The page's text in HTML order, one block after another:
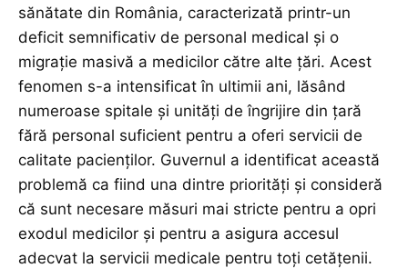
sănătate din România, caracterizată printr-un
deficit semnificativ de personal medical și o
migrație masivă a medicilor către alte țări. Acest
fenomen s-a intensificat în ultimii ani, lăsând
numeroase spitale și unități de îngrijire din țară
fără personal suficient pentru a oferi servicii de
calitate pacienților. Guvernul a identificat această
problemă ca fiind una dintre priorități și consideră
că sunt necesare măsuri mai stricte pentru a opri
exodul medicilor și pentru a asigura accesul
adecvat la servicii medicale pentru toți cetățenii.